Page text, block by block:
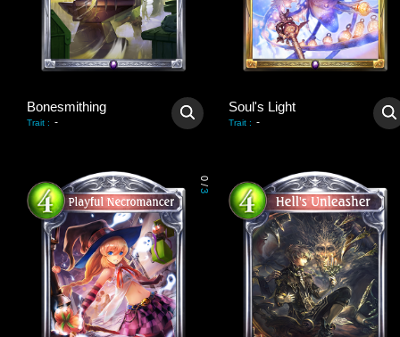
Bonesmithing
Trait : -
Soul's Light
Trait : -
0
/
3